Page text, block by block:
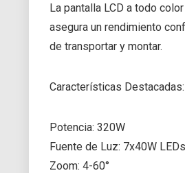
La pantalla LCD a todo
asegura un rendimiento
de transportar y montar.
Características Destacadas:
Potencia: 320W
Fuente de Luz: 7x40W
Zoom: 4-60°